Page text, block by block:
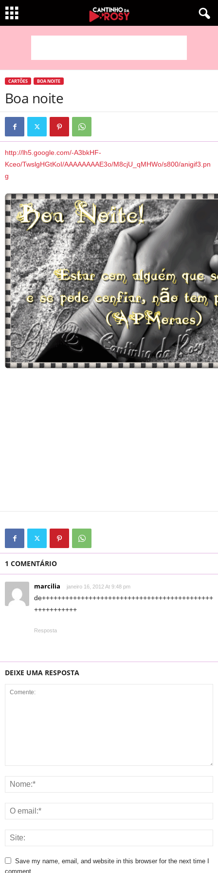
CARTÕES BOA NOITE
Boa noite
http://lh5.google.com/-A3bkHF-
Kceo/TwslgHGtKoI/AAAAAAAAE3o/M8cjU_qMHWo/s800/anigif3.pn
g
1 COMENTÁRIO
marcilia janeiro 16, 2012 At 9:48 pm
de++++++++++++++++++++++++++++++++++++++++++++
+++++++++++
Resposta
DEIXE UMA RESPOSTA
Save my name, email, and website in this browser for the next time I
comment.